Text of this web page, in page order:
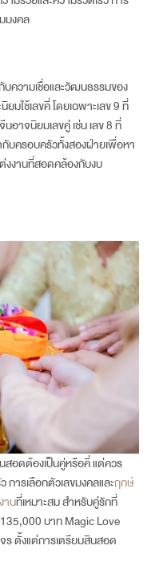
มงคล
ความเชื่อและวัฒนธรรมของ
ใช้เลขคี่ โดยเฉพาะเลข 9 ที่
อาจนิยมเลขคู่ เช่น เลข 8 ที่
บครอบครัวทั้งสองฝ่ายเพื่อหา
งงานที่สอดคล้องกับงบ
อดต้องเป็นคู่หรือคี่ แต่ควร
ารเลือกตัวเลขมงคลและฤกษ์
านที่เหมาะสม สำหรับคู่รักที่
บาท Magic Love
ร ตั้งแต่การเตรียมสินสอด